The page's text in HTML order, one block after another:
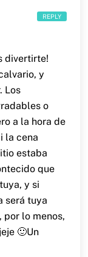
divertirte!
y
Los
o
a la hora de
la cena
estaba
que
y si
será tuya
por lo menos,
🙂Un
REPLY